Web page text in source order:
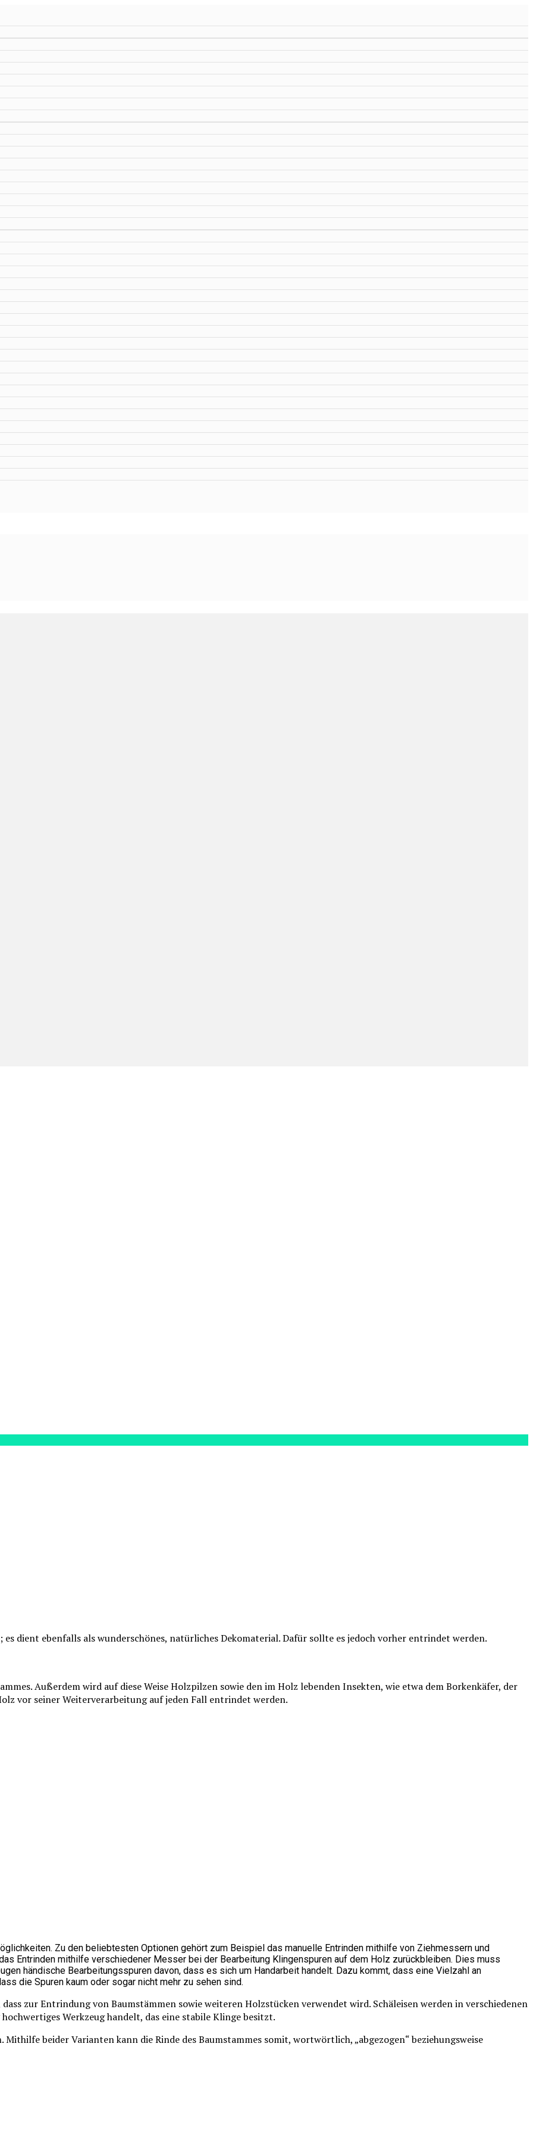
dient ebenfalls als wunderschönes, natürliches Dekomaterial. Dafür sollte es jedoch vorher entrindet werden.
Außerdem wird auf diese Weise Holzpilzen sowie den im Holz lebenden Insekten, wie etwa dem Borkenkäfer, der
vor seiner Weiterverarbeitung auf jeden Fall entrindet werden.
Zu den beliebtesten Optionen gehört zum Beispiel das manuelle Entrinden mithilfe von Ziehmessern und
Entrinden mithilfe verschiedener Messer bei der Bearbeitung Klingenspuren auf dem Holz zurückbleiben. Dies muss
händische Bearbeitungsspuren davon, dass es sich um Handarbeit handelt. Dazu kommt, dass eine Vielzahl an
die Spuren kaum oder sogar nicht mehr zu sehen sind.
zur Entrindung von Baumstämmen sowie weiteren Holzstücken verwendet wird. Schäleisen werden in verschiedenen
Werkzeug handelt, das eine stabile Klinge besitzt.
beider Varianten kann die Rinde des Baumstammes somit, wortwörtlich, „abgezogen“ beziehungsweise